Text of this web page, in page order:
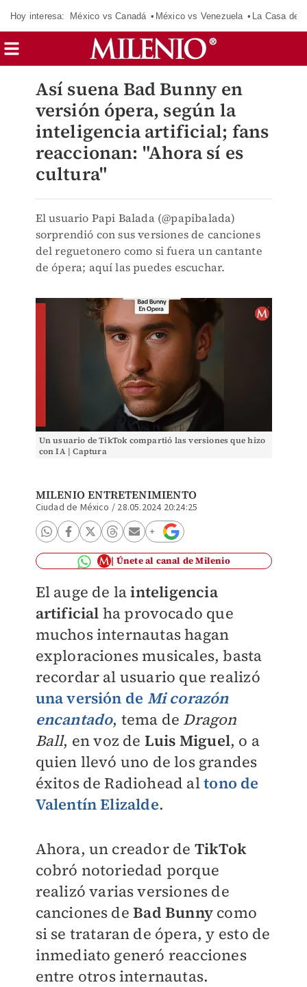
Hoy interesa: México vs Canadá México vs Venezuela La Casa de
Así suena Bad Bunny en
versión ópera, según la
inteligencia artificial; fans
reaccionan: "Ahora sí es
cultura"
El usuario Papi Balada (@papibalada)
sorprendió con sus versiones de canciones
del reguetonero como si fuera un cantante
de ópera; aquí las puedes escuchar.
Un usuario de TikTok compartió las versiones que hizo
con IA | Captura
MILENIO ENTRETENIMIENTO
Ciudad de México / 28.05.2024 20:24:25
Únete al canal de Milenio
El auge de lainteligencia
artificial ha provocado que
muchos internautas hagan
exploraciones musicales, basta
recordar al usuario que realizó
una versión de Mi corazón
encantado, tema de Dragon
Ball, en voz de Luis Miguel, o a
quien llevó uno de los grandes
éxitos de Radiohead altono de
Valentín Elizalde.
Ahora, un creador de TikTok
cobró notoriedad porque
realizó varias versiones de
canciones deBad Bunny como
si se trataran de ópera, y esto de
inmediato generó reacciones
entre otros internautas.